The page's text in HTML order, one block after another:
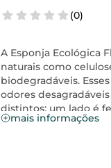
(0)
A Esponja Ecológica
naturais como
biodegradáveis.
odores
distintos: um lado é
e adequada para
mais informações